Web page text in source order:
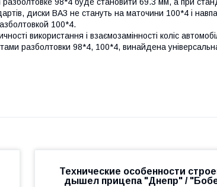
разболтовке 98*4 буде становити 69.3 мм, а при
диски ВАЗ не стануть на маточини 100*4 і
100*4.
використання і взаємозамінності коліс
разболтовки 98*4, 100*4, винайдена
Технические особенности
дышел прицепа "Днепр" /